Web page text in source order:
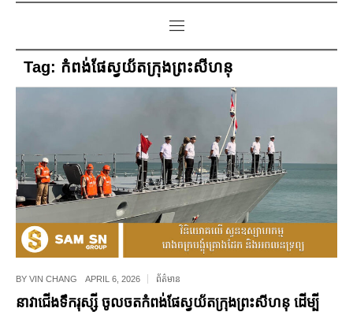
Tag: កំពង់ផែស្វយ័តក្រុងព្រះសីហនុ
BY VIN CHANG APRIL 6, 2026 ព័ត៌មាន
នាវាជើងទឹករុស្ស៊ី ចូលចតកំពង់ផែស្វយ័តក្រុងព្រះសីហនុ ដើម្បី